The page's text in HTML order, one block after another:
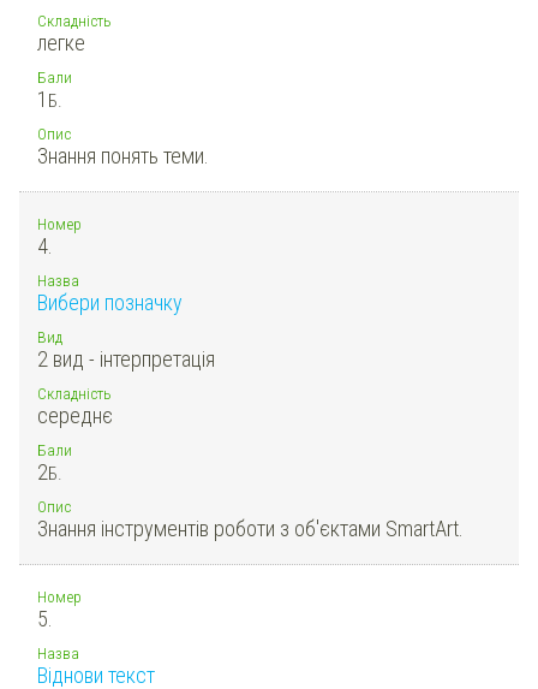
Складність
легке
Бали
1 Б.
Опис
Знання понять теми.
Номер
4.
Назва
Вибери позначку
Вид
2 вид - інтерпретація
Складність
середнє
Бали
2Б.
Опис
Знання інструментів роботи з об'єктами SmartArt.
Номер
5.
Назва
Віднови текст